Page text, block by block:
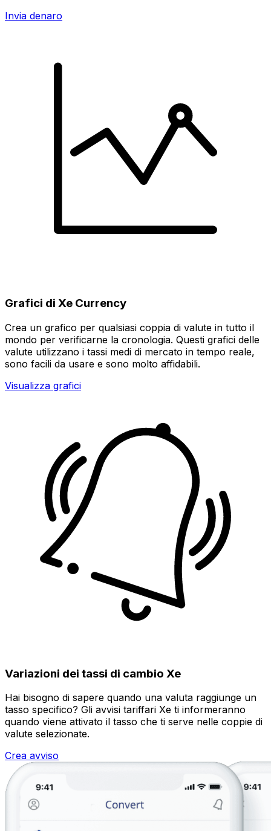
Invia denaro
Grafici di Xe Currency
Crea un grafico per qualsiasi coppia di valute in tutto il
mondo per verificarne la cronologia. Questi grafici delle
valute utilizzano i tassi medi di mercato in tempo reale,
sono facili da usare e sono molto affidabili.
Visualizza grafici
Variazioni dei tassi di cambio Xe
Hai bisogno di sapere quando una valuta raggiunge un
tasso specifico? Gli avvisi tariffari Xe ti informeranno
quando viene attivato il tasso che ti serve nelle coppie di
valute selezionate.
Crea avviso